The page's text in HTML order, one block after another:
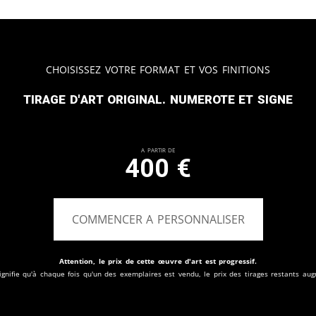
Choisissez votre format et vos finitions
Tirage d'art original. Numerote et signe
A partir de
400 €
COMMENCER A PERSONNALISER
Attention, le prix de cette œuvre d'art est progressif.
qu'à chaque fois qu'un des exemplaires est vendu, le prix des tirages restants